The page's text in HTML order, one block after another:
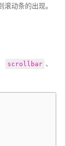
动条的出现。
scrollbar 、